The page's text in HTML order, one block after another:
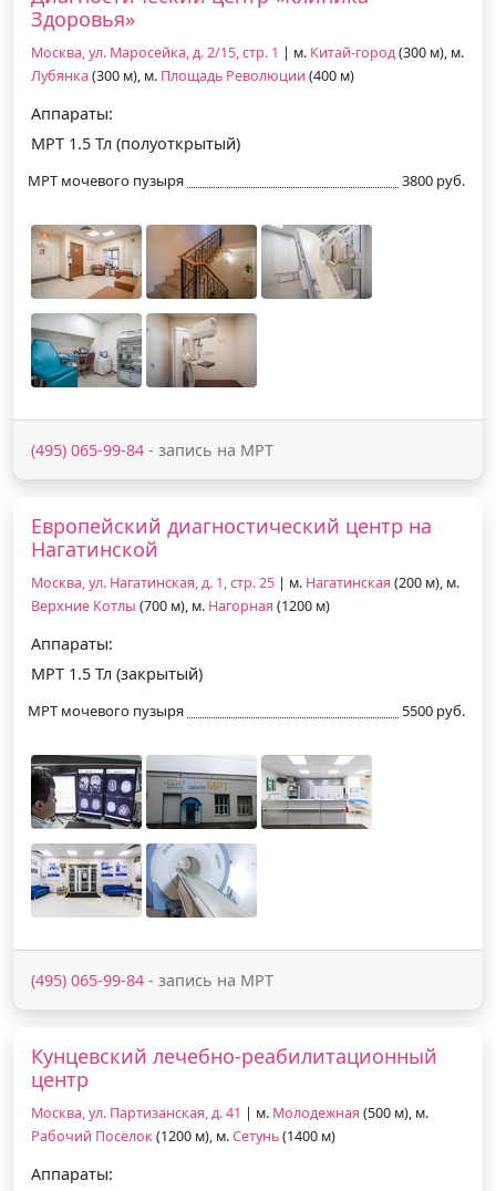
Здоровья»
Москва, ул. Маросейка, д. 2/15, стр. 1 | м. Китай-город(300 м), м.
Лубянка (300 м), м. Площадь Революции (400 м)
Аппараты:
МРТ 1.5 Тл (полуоткрытый)
МРТ мочевого пузыря 3800 руб.
(495) 065-99-84 - запись на МРТ
Европейский диагностический центр на
Нагатинской
Москва, ул. Нагатинская, д. 1, стр. 25 | м. Нагатинская (200 м), м.
Верхние Котлы (700 м), м. Нагорная (1200 м)
Аппараты:
МРТ 1.5 Тл (закрытый)
МРТ мочевого пузыря 5500 руб.
(495) 065-99-84 - запись на МРТ
Кунцевский лечебно-реабилитационный
центр
Москва, ул. Партизанская, д. 41 | м. Молодежная (500 м), м.
Рабочий Посёлок(1200 м), м.Сетунь(1400 м)
Аппараты: